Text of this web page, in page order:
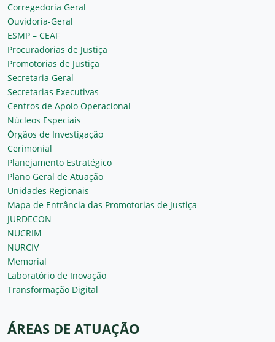
Corregedoria Geral
Ouvidoria-Geral
ESMP – CEAF
Procuradorias de Justiça
Promotorias de Justiça
Secretaria Geral
Secretarias Executivas
Centros de Apoio Operacional
Núcleos Especiais
Órgãos de Investigação
Cerimonial
Planejamento Estratégico
Plano Geral de Atuação
Unidades Regionais
Mapa de Entrância das Promotorias de Justiça
JURDECON
NUCRIM
NURCIV
Memorial
Laboratório de Inovação
Transformação Digital
ÁREAS DE ATUAÇÃO